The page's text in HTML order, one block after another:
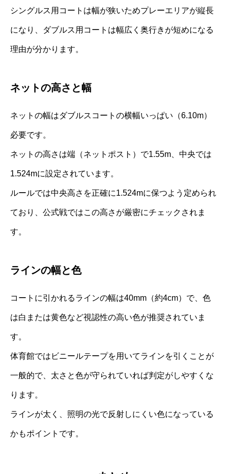
シングルス用コートは幅が狭いためプレーエリアが縦長
になり、ダブルス用コートは幅広く奥行きが短めになる
理由が分かります。
ネットの高さと幅
ネットの幅はダブルスコートの横幅いっぱい（6.10m）
必要です。
ネットの高さは端（ネットポスト）で1.55m、中央では
1.524mに設定されています。
ルールでは中央高さを正確に1.524mに保つよう定められ
ており、公式戦ではこの高さが厳密にチェックされま
す。
ラインの幅と色
コートに引かれるラインの幅は40mm（約4cm）で、色
は白または黄色など視認性の高い色が推奨されていま
す。
体育館ではビニールテープを用いてラインを引くことが
一般的で、太さと色が守られていれば判定がしやすくな
ります。
ラインが太く、照明の光で反射しにくい色になっている
かもポイントです。